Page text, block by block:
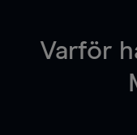
Varför